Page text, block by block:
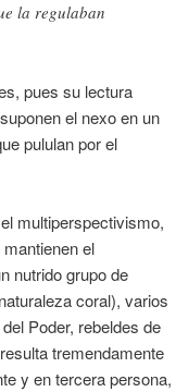
la regulaban
pues su lectura
el nexo en un
pululan por el
multiperspectivismo,
el
nutrido grupo de
coral), varios
Poder, rebeldes de
tremendamente
y en tercera persona,